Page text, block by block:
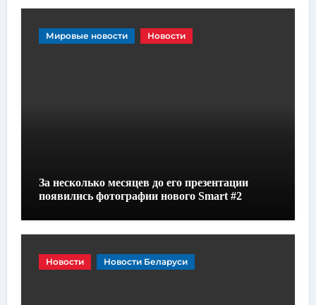
Мировые новости Новости
За несколько месяцев до его презентации
появились фотографии нового Smart #2
Новости Новости Беларуси